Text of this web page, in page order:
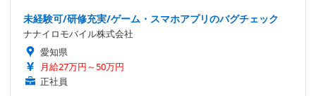
未経験可/研修充実/ゲーム・スマホアプリのバグチェック
ナナイロモバイル株式会社
愛知県
月給27万円～50万円
正社員